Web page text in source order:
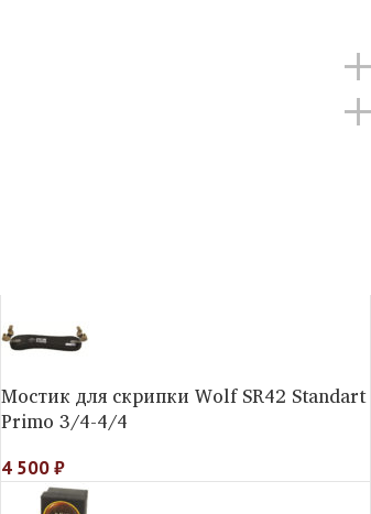
Мостик для скрипки Wolf SR42 Standart
Primo 3/4-4/4
4 500₽